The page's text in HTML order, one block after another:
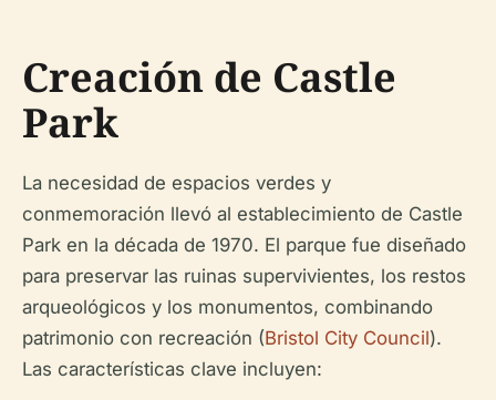
Creación de Castle
Park
La necesidad de espacios verdes y
conmemoración llevó al establecimiento de Castle
Park en la década de 1970. El parque fue diseñado
para preservar las ruinas supervivientes, los restos
arqueológicos y los monumentos, combinando
patrimonio con recreación (Bristol City Council).
Las características clave incluyen: